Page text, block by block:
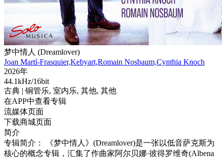
梦中情人 (Dreamlover)
Joan Martí-Frasquier,Kebyart,Romain Nosbaum,Cynthia Knoch
2026年
44.1kHz/16bit
古典 | 铜管乐, 室内乐, 其他, 其他
在APP中查看专辑
流媒体页面
下载商城页面
简介
专辑简介： 《梦中情人》(Dreamlover)是一张以低音萨克斯为
核心的概念专辑，汇集了作曲家阿尔贝娜·彼得罗维奇(Albena